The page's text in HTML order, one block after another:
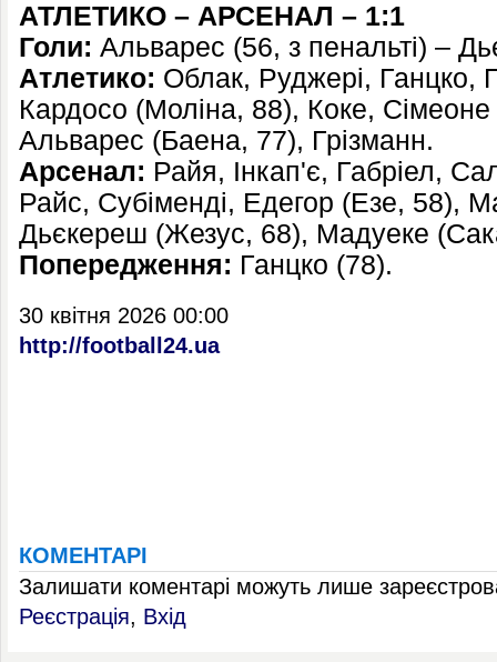
АТЛЕТИКО – АРСЕНАЛ – 1:1
Голи: Альварес (56, з пенальті) –
Атлетико: Облак, Руджері, Ганцко,
Кардосо (Моліна, 88), Коке,
Альварес (Баена, 77), Грізманн.
Арсенал: Райя, Інкап'є, Габріел,
Райс, Субіменді, Едегор (Езе, 58),
Дьєкереш (Жезус, 68), Мадуеке
Попередження: Ганцко (78).
30 квітня 2026 00:00
http://football24.ua
КОМЕНТАРІ
Залишати коментарі можуть лише
Реєстрація, Вхід